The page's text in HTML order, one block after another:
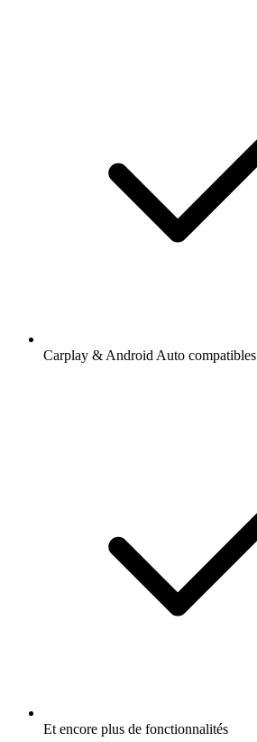
Carplay & Android Auto compatibles
Et encore plus de fonctionnalités